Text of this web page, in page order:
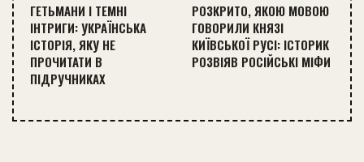
ГЕТЬМАНИ І ТЕМНІ
ІНТРИГИ: УКРАЇНСЬКА
ІСТОРІЯ, ЯКУ НЕ
ПРОЧИТАТИ В
ПІДРУЧНИКАХ
РОЗКРИТО, ЯКОЮ МОВОЮ
ГОВОРИЛИ КНЯЗІ
КИЇВСЬКОЇ РУСІ: ІСТОРИК
РОЗВІЯВ РОСІЙСЬКІ МІФИ